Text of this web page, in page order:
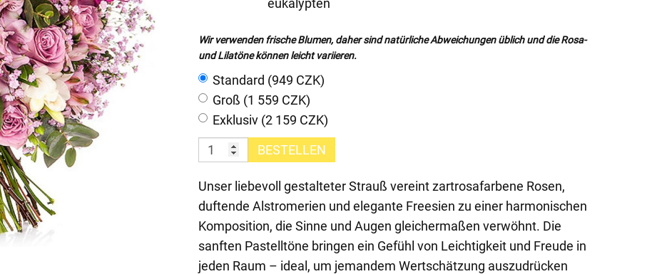
Wir verwenden frische Blumen, daher sind natürliche Abweichungen üblich und die Rosa-
und Lilatöne können leicht variieren.
Standard (949 CZK)
Groß (1 559 CZK)
Exklusiv (2 159 CZK)
BESTELLEN
Unser liebevoll gestalteter Strauß vereint zartrosafarbene Rosen,
duftende Alstromerien und elegante Freesien zu einer harmonischen
Komposition, die Sinne und Augen gleichermaßen verwöhnt. Die
sanften Pastelltöne bringen ein Gefühl von Leichtigkeit und Freude in
jeden Raum – ideal, um jemandem Wertschätzung auszudrücken